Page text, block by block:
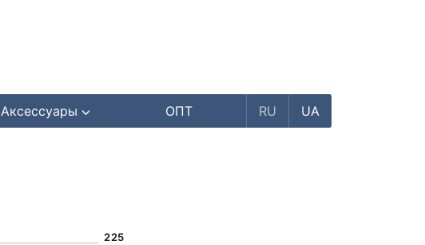
Аксессуары ОПТ RU UA
225